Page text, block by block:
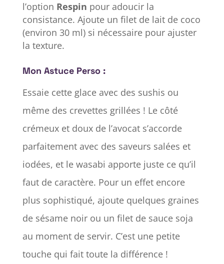
l’option Respin pour adoucir la
consistance. Ajoute un filet de lait de coco
(environ 30 ml) si nécessaire pour ajuster
la texture.
Mon Astuce Perso :
Essaie cette glace avec des sushis ou
même des crevettes grillées ! Le côté
crémeux et doux de l’avocat s’accorde
parfaitement avec des saveurs salées et
iodées, et le wasabi apporte juste ce qu’il
faut de caractère. Pour un effet encore
plus sophistiqué, ajoute quelques graines
de sésame noir ou un filet de sauce soja
au moment de servir. C’est une petite
touche qui fait toute la différence !